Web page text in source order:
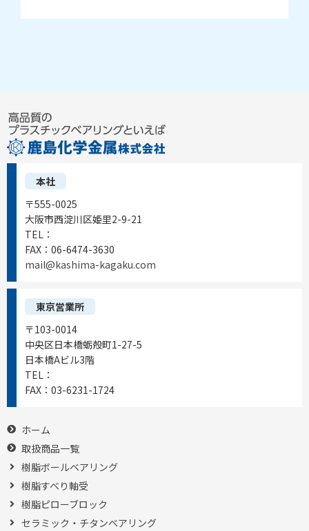
本社
〒555-0025
大阪市西淀川区姫里2-9-21
TEL：
FAX： 06-6474-3630
mail@kashima-kagaku.com
東京営業所
〒103-0014
中央区日本橋蛎殻町1-27-5
日本橋Aビル3階
TEL：
FAX： 03-6231-1724
ホーム
取扱商品一覧
樹脂ボールベアリング
樹脂すべり軸受
樹脂ピローブロック
セラミック・チタンベアリング